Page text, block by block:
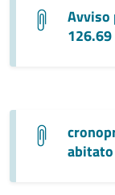
Avviso
126.69
abitato